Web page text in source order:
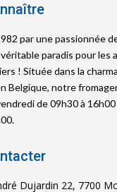
par une passionnée
paradis pour les
! Située dans la
Belgique, notre
de 09h30 à
Dujardin 22, 7700